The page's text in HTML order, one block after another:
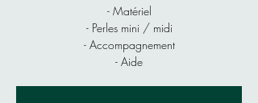
- Matériel
- Perles mini / midi
- Accompagnement
- Aide